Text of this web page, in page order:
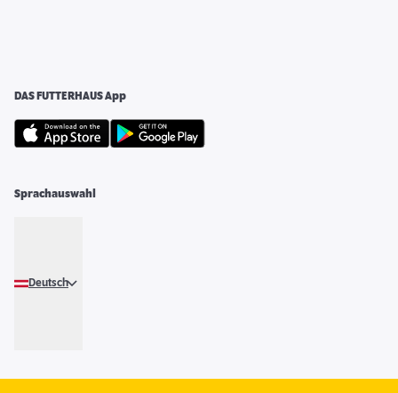
DAS FUTTERHAUS App
Sprachauswahl
Deutsch